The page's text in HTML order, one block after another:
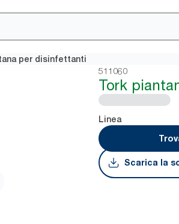
per disinfettanti
511060
Tork
Linea
Scarica la